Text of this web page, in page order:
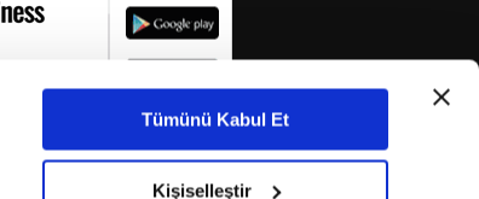
Tümünü Kabul Et
Kişiselleştir